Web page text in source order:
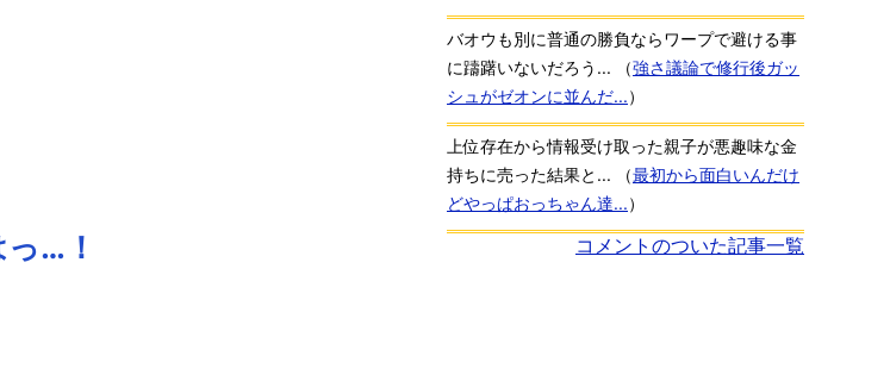
…！
バオウも別に普通の勝負ならワープで避ける事
に躊躇いないだろう...
（強さ議論で修行後ガッ
シュがゼオンに並んだ...）
上位存在から情報受け取った親子が悪趣味な金
持ちに売った結果と...
（最初から面白いんだけ
どやっぱおっちゃん達...）
コメントのついた記事一覧